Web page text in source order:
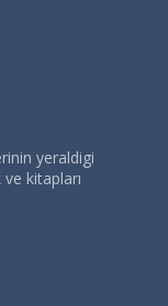
yeraldigi
ve kitapları